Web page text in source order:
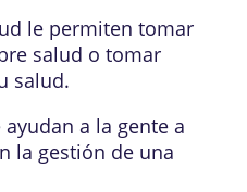
le permiten tomar
salud o tomar
salud.
a la gente a
la gestión de una